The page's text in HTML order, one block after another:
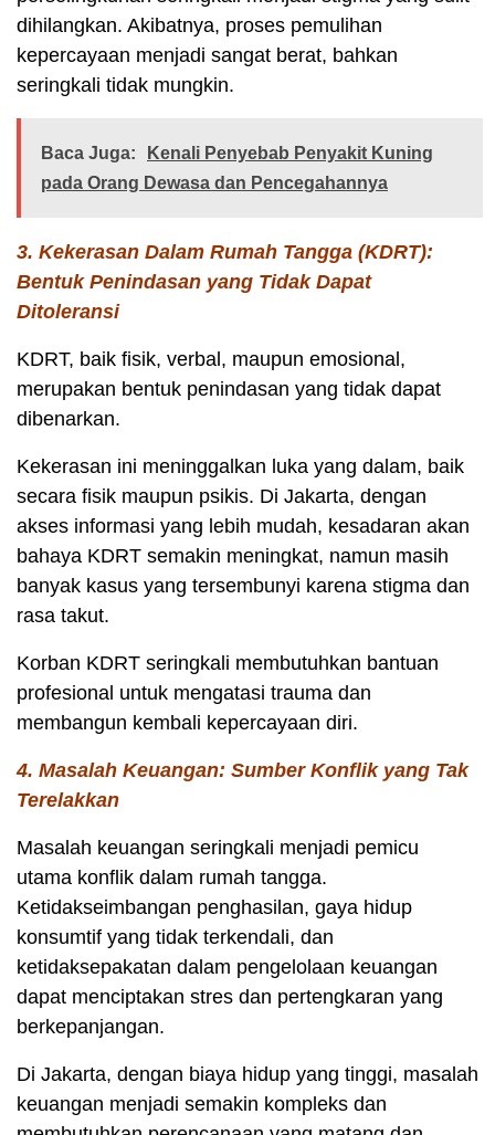
dihilangkan. Akibatnya, proses pemulihan
kepercayaan menjadi sangat berat, bahkan
seringkali tidak mungkin.
Baca Juga:
Kenali Penyebab Penyakit Kuning
pada Orang Dewasa dan Pencegahannya
3. Kekerasan Dalam Rumah Tangga (KDRT):
Bentuk Penindasan yang Tidak Dapat
Ditoleransi
KDRT, baik fisik, verbal, maupun emosional,
merupakan bentuk penindasan yang tidak dapat
dibenarkan.
Kekerasan ini meninggalkan luka yang dalam, baik
secara fisik maupun psikis. Di Jakarta, dengan
akses informasi yang lebih mudah, kesadaran akan
bahaya KDRT semakin meningkat, namun masih
banyak kasus yang tersembunyi karena stigma dan
rasa takut.
Korban KDRT seringkali membutuhkan bantuan
profesional untuk mengatasi trauma dan
membangun kembali kepercayaan diri.
4. Masalah Keuangan: Sumber Konflik yang Tak
Terelakkan
Masalah keuangan seringkali menjadi pemicu
utama konflik dalam rumah tangga.
Ketidakseimbangan penghasilan, gaya hidup
konsumtif yang tidak terkendali, dan
ketidaksepakatan dalam pengelolaan keuangan
dapat menciptakan stres dan pertengkaran yang
berkepanjangan.
Di Jakarta, dengan biaya hidup yang tinggi, masalah
keuangan menjadi semakin kompleks dan